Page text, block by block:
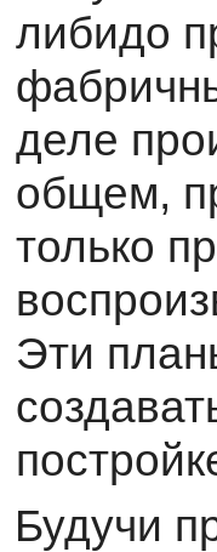
либидо
деле
общем,
только
Эти
Будучи